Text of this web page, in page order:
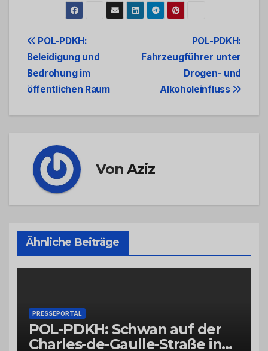
Beitrags-
Navigation
POL-PDKH:
Fahrzeugführer unter
Drogen- und
Alkoholeinfluss
POL-PDKH:
Beleidigung und
Bedrohung im
öffentlichen Raum
VonAziz
Ähnliche Beiträge
PRESSEPORTAL
POL-PDKH: Schwan auf der
Charles-de-Gaulle-Straße in